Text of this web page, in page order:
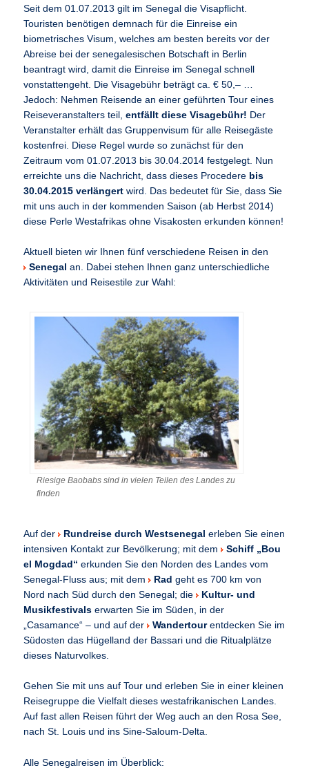
Seit dem 01.07.2013 gilt im Senegal die Visapflicht.
Touristen benötigen demnach für die Einreise ein
biometrisches Visum, welches am besten bereits vor der
Abreise bei der senegalesischen Botschaft in Berlin
beantragt wird, damit die Einreise im Senegal schnell
vonstattengeht. Die Visagebühr beträgt ca. € 50,– …
Jedoch: Nehmen Reisende an einer geführten Tour eines
Reiseveranstalters teil,entfällt diese Visagebühr! Der
Veranstalter erhält das Gruppenvisum für alle Reisegäste
kostenfrei. Diese Regel wurde so zunächst für den
Zeitraum vom 01.07.2013 bis 30.04.2014 festgelegt. Nun
erreichte uns die Nachricht, dass dieses Procedere bis
30.04.2015 verlängert wird. Das bedeutet für Sie, dass Sie
mit uns auch in der kommenden Saison (ab Herbst 2014)
diese Perle Westafrikas ohne Visakosten erkunden können!
Aktuell bieten wir Ihnen fünf verschiedene Reisen in den
Senegal an. Dabei stehen Ihnen ganz unterschiedliche
Aktivitäten und Reisestile zur Wahl:
Riesige Baobabs sind in vielen Teilen des Landes zu
finden
Auf der Rundreise durch Westsenegal erleben Sie einen
intensiven Kontakt zur Bevölkerung; mit dem Schiff „Bou
el Mogdad“ erkunden Sie den Norden des Landes vom
Senegal-Fluss aus; mit dem
Rad geht es 700 km von
Nord nach Süd durch den Senegal; die
Kultur- und
Musikfestivals erwarten Sie im Süden, in der
„Casamance“ – und auf der Wandertourentdecken Sie im
Südosten das Hügelland der Bassari und die Ritualplätze
dieses Naturvolkes.
Gehen Sie mit uns auf Tour und erleben Sie in einer kleinen
Reisegruppe die Vielfalt dieses westafrikanischen Landes.
Auf fast allen Reisen führt der Weg auch an den Rosa See,
nach St. Louis und ins Sine-Saloum-Delta.
Alle Senegalreisen im Überblick: